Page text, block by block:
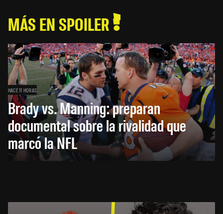
MÁS EN SPOILER
HACE 11 HORAS
Brady vs. Manning: preparan
documental sobre la rivalidad que
marcó la NFL